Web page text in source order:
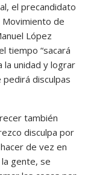
el precandidato
Movimiento de
López
tiempo “sacará
la unidad y lograr
disculpas
también
disculpa por
de vez en
gente, se